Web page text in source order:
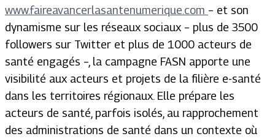
www.faireavancerlasantenumerique.com – et son
dynamisme sur les réseaux sociaux – plus de 3500
followers sur Twitter et plus de 1000 acteurs de
santé engagés –, la campagne FASN apporte une
visibilité aux acteurs et projets de la filière e-santé
dans les territoires régionaux. Elle prépare les
acteurs de santé, parfois isolés, au rapprochement
des administrations de santé dans un contexte où